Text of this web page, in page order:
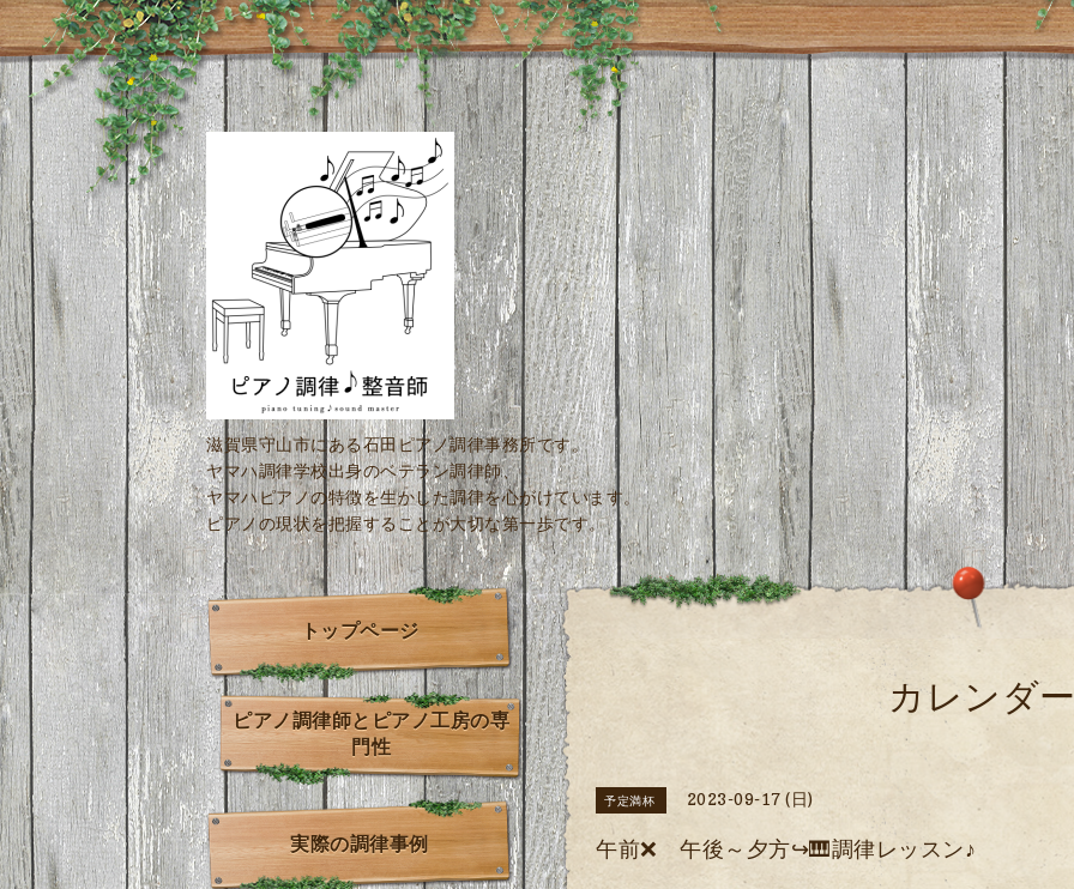
滋賀県守山市にある石田ピアノ調律事務所です。
ヤマハ調律学校出身のベテラン調律師、
ヤマハピアノの特徴を生かした調律を心がけています。
ピアノの現状を把握することが大切な第一歩です。
カレンダ
予定満杯 2023-09-17 (日)
午前❌ 午後～夕方↪🎹調律レッスン♪
トップページ
ピアノ調律師とピアノ工房の専
門性
実際の調律事例